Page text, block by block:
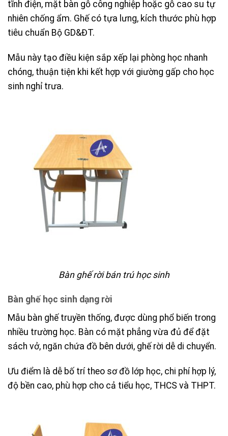
tĩnh điện, mặt bàn gỗ công nghiệp hoặc gỗ cao su tự
nhiên chống ẩm. Ghế có tựa lưng, kích thước phù hợp
tiêu chuẩn Bộ GD&ĐT.
Mẫu này tạo điều kiện sắp xếp lại phòng học nhanh
chóng, thuận tiện khi kết hợp với giường gấp cho học
sinh nghỉ trưa.
Bàn ghế rời bán trú học sinh
Bàn ghế học sinh dạng rời
Mẫu bàn ghế truyền thống, được dùng phổ biến trong
nhiều trường học. Bàn có mặt phẳng vừa đủ để đặt
sách vở, ngăn chứa đồ bên dưới, ghế rời dễ di chuyển.
Ưu điểm là dễ bố trí theo sơ đồ lớp học, chi phí hợp lý,
độ bền cao, phù hợp cho cả tiểu học, THCS và THPT.